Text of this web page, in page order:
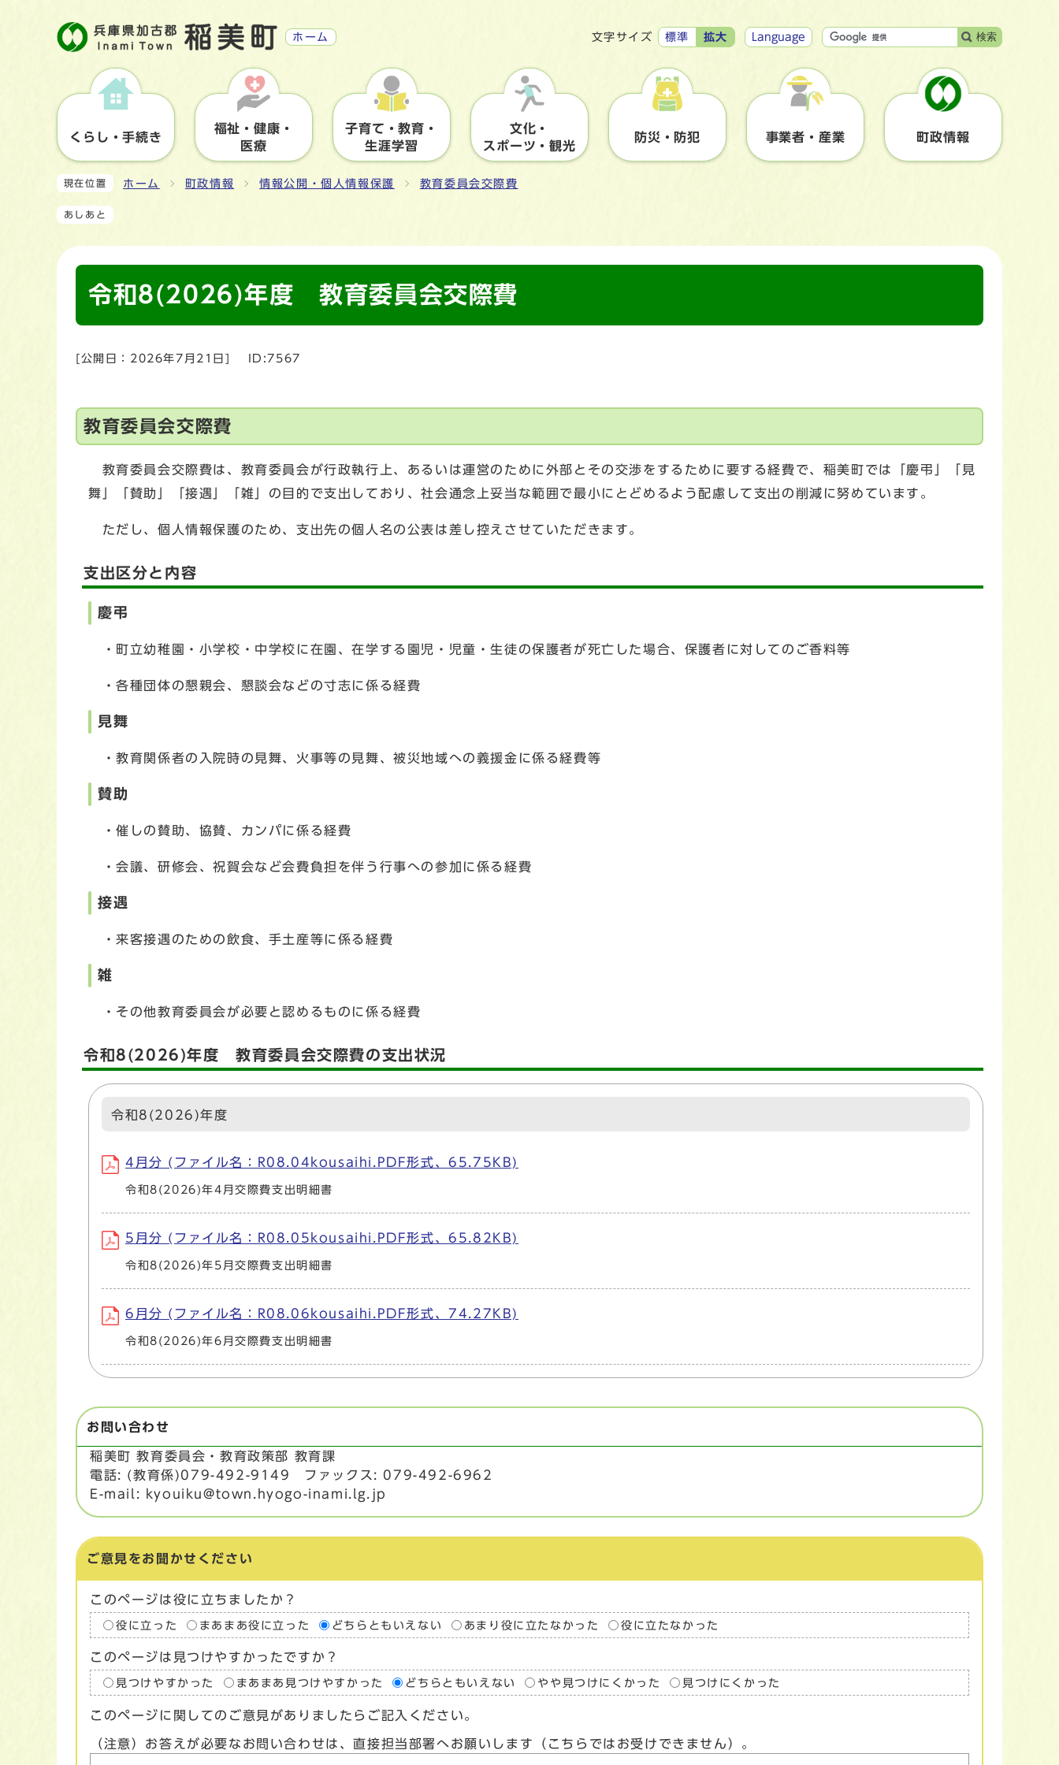
ホーム 文字サイズ 標準 拡大 Language 検索
くらし・手続き
福祉・健康・
医療
子育て・教育・
生涯学習
文化・
スポーツ・観光
防災・防犯 事業者・産業 町政情報
現在位置 ホーム 町政情報 情報公開・個人情報保護 教育委員会交際費
あしあと
令和8(2026)年度 教育委員会交際費
[公開日： 2026年7月21日 ID:7567
教育委員会交際費
教育委員会交際費は、教育委員会が行政執行上、あるいは運営のために外部とその交渉をするために要する経費で、稲美町では「慶弔」「見
舞」「賛助」「接遇」「雑」の目的で支出しており、社会通念上妥当な範囲で最小にとどめるよう配慮して支出の削減に努めています。
ただし、個人情報保護のため、支出先の個人名の公表は差し控えさせていただきます。
支出区分と内容
慶弔
・町立幼稚園・小学校・中学校に在園、在学する園児・児童・生徒の保護者が死亡した場合、保護者に対してのご香料等
・各種団体の懇親会、懇談会などの寸志に係る経費
見舞
・教育関係者の入院時の見舞、火事等の見舞、被災地域への義援金に係る経費等
賛助
・催しの賛助、協賛、カンパに係る経費
・会議、研修会、祝賀会など会費負担を伴う行事への参加に係る経費
接遇
・来客接遇のための飲食、手土産等に係る経費
雑
・その他教育委員会が必要と認めるものに係る経費
令和8(2026)年度 教育委員会交際費の支出状況
令和8(2026)年度
4月分 (ファイル名：R08.04kousaihi.PDF形式、65.75KB)
令和8(2026)年4月交際費支出明細書
5月分 (ファイル名：R08.05kousaihi.PDF形式、65.82KB)
令和8(2026)年5月交際費支出明細書
6月分 (ファイル名：R08.06kousaihi.PDF形式、74.27KB)
令和8(2026)年6月交際費支出明細書
お問い合わせ
稲美町 教育委員会・教育政策部 教育課
電話: (教育係)079-492-9149 ファックス: 079-492-6962
E-mail: kyouiku@town.hyogo-inami.lg.jp
ご意見をお聞かせください
このページは役に立ちましたか？
役に立った まあまあ役に立った どちらともいえない あまり役に立たなかった 役に立たなかった
このページは見つけやすかったですか？
見つけやすかった まあまあ見つけやすかった どちらともいえない やや見つけにくかった 見つけにくかった
このページに関してのご意見がありましたらご記入ください。
（注意）お答えが必要なお問い合わせは、直接担当部署へお願いします（こちらではお受けできません）。